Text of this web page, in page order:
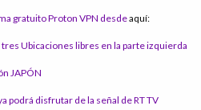
gratuito Proton VPN desdeaquí:
Ubicaciones libres en la parte izquierda
JAPÓN
podrá disfrutar de la señal de RT TV